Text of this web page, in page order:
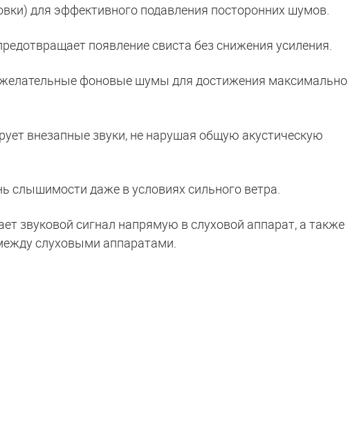
для эффективного подавления посторонних шумов.
появление свиста без снижения усиления.
фоновые шумы для достижения максимально
внезапные звуки, не нарушая общую акустическую
слышимости даже в условиях сильного ветра.
звуковой сигнал напрямую в слуховой аппарат, а также
слуховыми аппаратами.